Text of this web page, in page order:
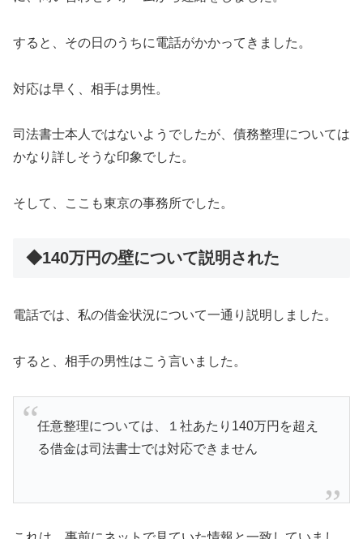
すると、その日のうちに電話がかかってきました。
対応は早く、相手は男性。
司法書士本人ではないようでしたが、債務整理については
かなり詳しそうな印象でした。
そして、ここも東京の事務所でした。
◆140万円の壁について説明された
電話では、私の借金状況について一通り説明しました。
すると、相手の男性はこう言いました。
任意整理については、１社あたり140万円を超え
る借金は司法書士では対応できません